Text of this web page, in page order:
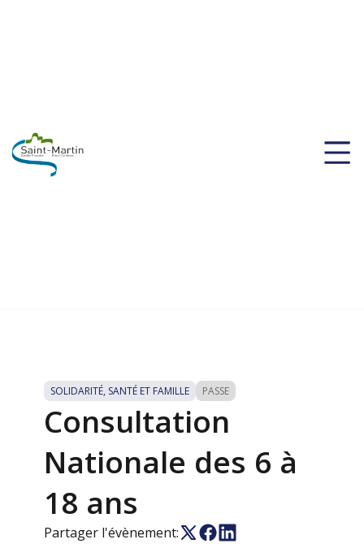
SOLIDARITÉ, SANTÉ ET FAMILLE PASSE
Consultation
Nationale des 6 à
18 ans
Partager l'évènement: